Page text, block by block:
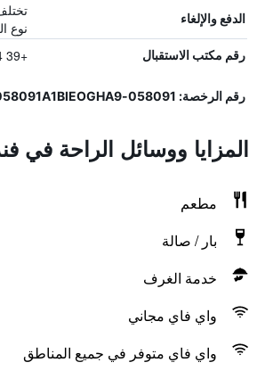
الدفع والإلغاء
نوع
رقم مكتب الاستقبال +39 064 820 066
رقم الرخصة: 058091-ALB-00760, IT058091A1BIEOGHA9
المزايا ووسائل الراحة في
مطعم
بار / صالة
خدمة الغرف
واي فاي مجاني
واي فاي متوفر في جميع المناطق